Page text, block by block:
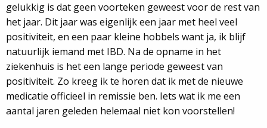
gelukkig is dat geen voorteken geweest voor de rest van
het jaar. Dit jaar was eigenlijk een jaar met heel veel
positiviteit, en een paar kleine hobbels want ja, ik blijf
natuurlijk iemand met IBD. Na de opname in het
ziekenhuis is het een lange periode geweest van
positiviteit. Zo kreeg ik te horen dat ik met de nieuwe
medicatie officieel in remissie ben. Iets wat ik me een
aantal jaren geleden helemaal niet kon voorstellen!